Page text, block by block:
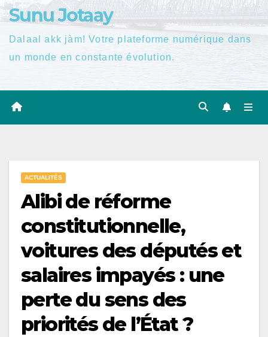
Sunu Jotaay
Dalaal akk jàm! Votre plateforme numérique dans
un monde en constante évolution.
ACTUALITÉS
Alibi de réforme
constitutionnelle,
voitures des députés et
salaires impayés : une
perte du sens des
priorités de l’État ?